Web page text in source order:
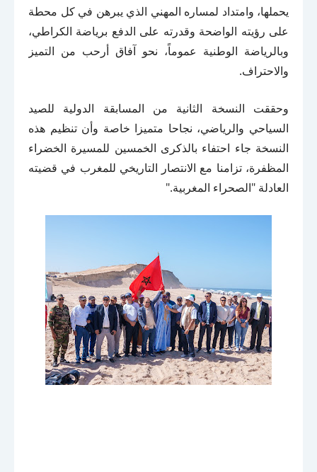
يحملها، وامتداد لمساره المهني الذي يبرهن في كل محطة
على رؤيته الواضحة وقدرته على الدفع برياضة الكراطي،
وبالرياضة الوطنية عموماً، نحو آفاق أرحب من التميز
والاحتراف.
وحققت النسخة الثانية من المسابقة الدولية للصيد
السياحي والرياضي، نجاحا متميزا خاصة وأن تنظيم هذه
النسخة جاء احتفاء بالذكرى الخمسين للمسيرة الخضراء
المظفرة، تزامنا مع الانتصار التاريخي للمغرب في قضيته
العادلة "الصحراء المغربية."